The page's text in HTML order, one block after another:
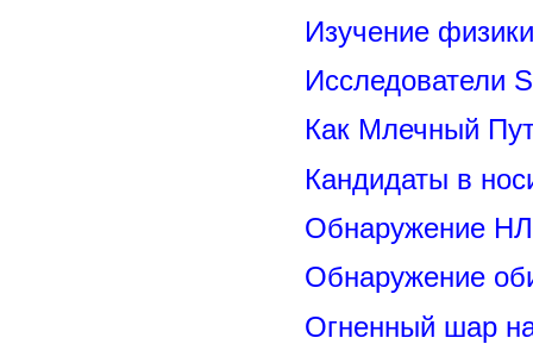
Изучение
Исследователи
Как Млечный
Кандидаты в
Обнаружение
Обнаружение
Огненный шар